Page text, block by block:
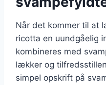
Når det kommer til at
ricotta en uundgåelig
kombineres med
lækker og
simpel opskrift på